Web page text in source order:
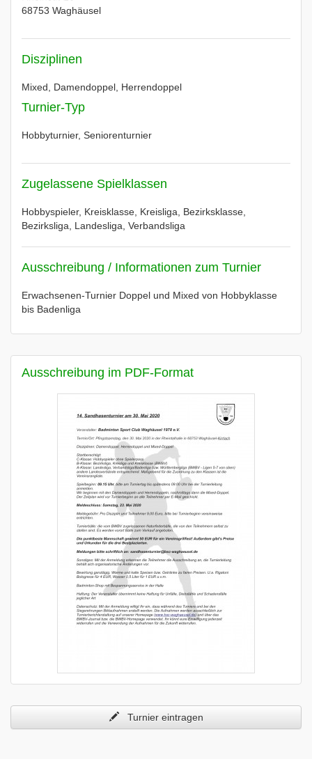
68753 Waghäusel
Disziplinen
Mixed, Damendoppel, Herrendoppel
Turnier-Typ
Hobbyturnier, Seniorenturnier
Zugelassene Spielklassen
Hobbyspieler, Kreisklasse, Kreisliga, Bezirksklasse,
Bezirksliga, Landesliga, Verbandsliga
Ausschreibung / Informationen zum Turnier
Erwachsenen-Turnier Doppel und Mixed von Hobbyklasse
bis Badenliga
Ausschreibung im PDF-Format
Turnier eintragen